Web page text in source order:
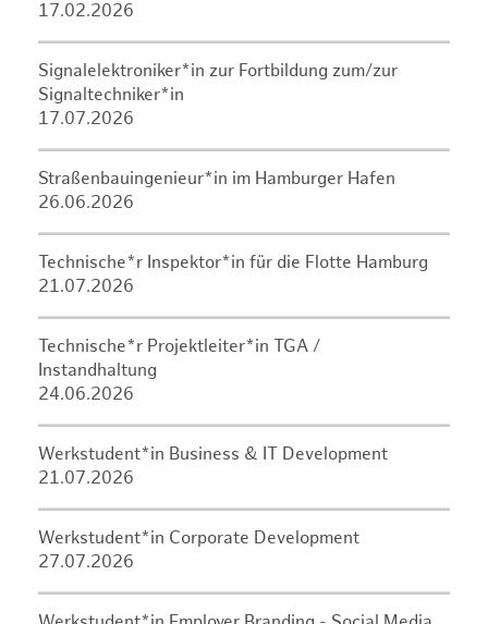
17.02.2026
Signalelektroniker*in zur Fortbildung zum/zur
Signaltechniker*in
17.07.2026
Straßenbauingenieur*in im Hamburger Hafen
26.06.2026
Technische*r Inspektor*in für die Flotte Hamburg
21.07.2026
Technische*r Projektleiter*in TGA /
Instandhaltung
24.06.2026
Werkstudent*in Business & IT Development
21.07.2026
Werkstudent*in Corporate Development
27.07.2026